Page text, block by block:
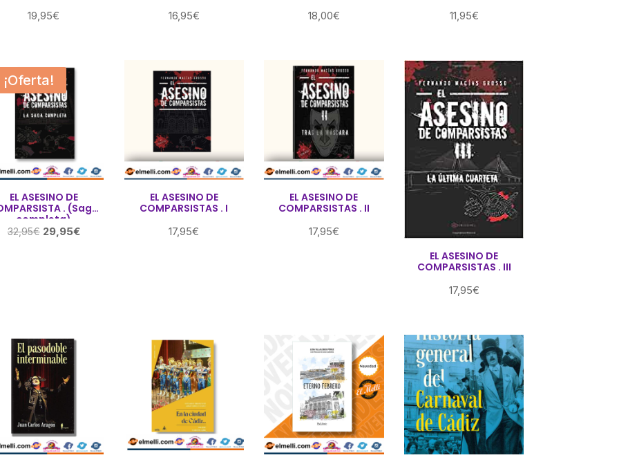
19,95€ 16,95€ 18,00€ 11,95€
¡Oferta!
EL ASESINO DE
. (Saga
completa)
32,95€ El
29,95€El
EL ASESINO DE
COMPARSISTAS . I
17,95€
EL ASESINO DE
COMPARSISTAS . II
17,95€
EL ASESINO DE
COMPARSISTAS . III
17,95€